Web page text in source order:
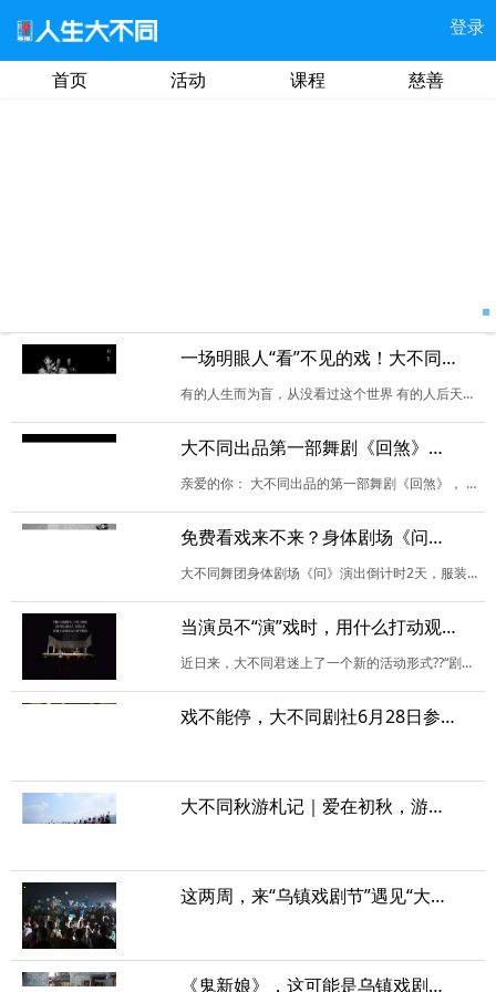
登录
首页 活动 课程 慈善
这样陪伴，孩子才能好好学琴
一场明眼人“看”不见的戏！大不同剧社荣誉出品 《群盲》
有的人生而为盲，从没看过这个世界 有的人后天变盲，记忆中有花有草有故乡 …… 大不同剧社荣誉出品 《群盲》 这是一出让盲人“看”得到 让明眼人“看”不见的戏
大不同出品第一部舞剧《回煞》，邀你共赴一场仪式
亲爱的你： 大不同出品的第一部舞剧《回煞》， 将于10月23日晚上7:30在白玉兰剧场演出。 记得把这个时间预留出来， 让我们共赴一场属于自己的“仪式”。 Yours 大不同…
免费看戏来不来？身体剧场《问》大波剧照袭来，请勿心动！
大不同舞团身体剧场《问》演出倒计时2天，服装、道具通通到位，家伙事儿都全了
当演员不“演”戏时，用什么打动观众？
近日来，大不同君迷上了一个新的活动形式??“剧组探班”。
戏不能停，大不同剧社6月28日参演上海戏剧谷，来围观！
大不同秋游札记｜爱在初秋，游走徽杭古道
这两周，来“乌镇戏剧节”遇见“大不同”吧，大不同剧社和舞团献上三出戏！
《鬼新娘》，这可能是乌镇戏剧节嘉年华最震撼的演出了！